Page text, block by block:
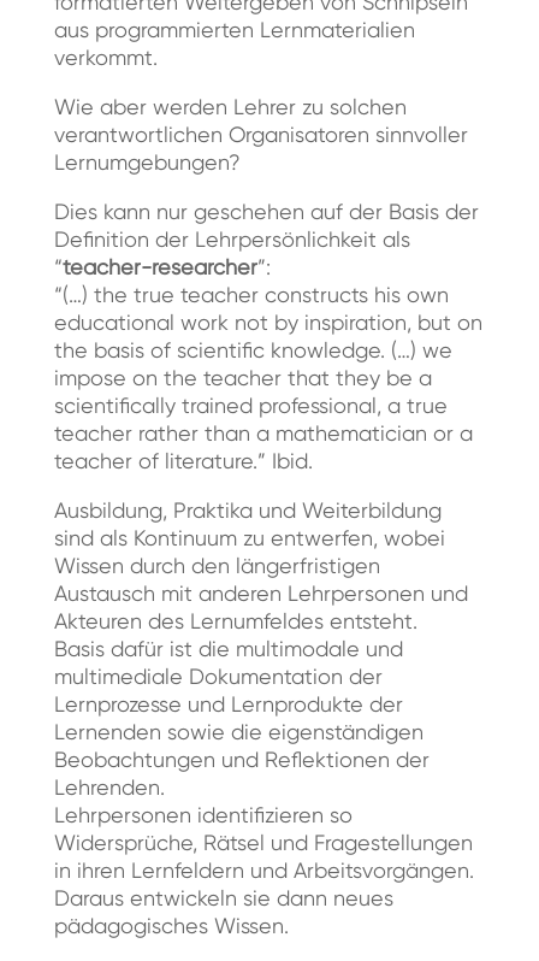
aus programmierten Lernmaterialien
verkommt.
Wie aber werden Lehrer zu solchen
verantwortlichen Organisatoren sinnvoller
Lernumgebungen?
Dies kann nur geschehen auf der Basis der
Definition der Lehrpersönlichkeit als
“teacher-researcher”:
“(…) the true teacher constructs his own
educational work not by inspiration, but on
the basis of scientific knowledge. (…) we
impose on the teacher that they be a
scientifically trained professional, a true
teacher rather than a mathematician or a
teacher of literature.” Ibid.
Ausbildung, Praktika und Weiterbildung
sind als Kontinuum zu entwerfen, wobei
Wissen durch den längerfristigen
Austausch mit anderen Lehrpersonen und
Akteuren des Lernumfeldes entsteht.
Basis dafür ist die multimodale und
multimediale Dokumentation der
Lernprozesse und Lernprodukte der
Lernenden sowie die eigenständigen
Beobachtungen und Reflektionen der
Lehrenden.
Lehrpersonen identifizieren so
Widersprüche, Rätsel und Fragestellungen
in ihren Lernfeldern und Arbeitsvorgängen.
Daraus entwickeln sie dann neues
pädagogisches Wissen.